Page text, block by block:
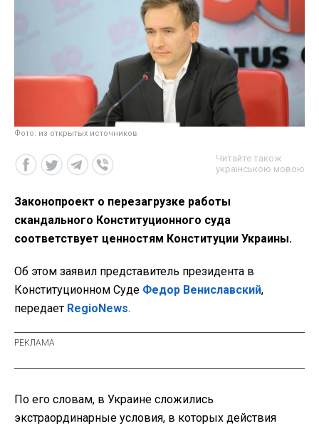
Фото: из открытых источников
Читайте також
українською мовою
Законопроект о перезагрузке работы
скандального Конституционного суда
соответствует ценностям Конституции Украины.
Об этом заявил представитель президента в
Конституционном Суде Федор Вениславский,
передает RegioNews.
По его словам, в Украине сложились
экстраординарные условия, в которых действия